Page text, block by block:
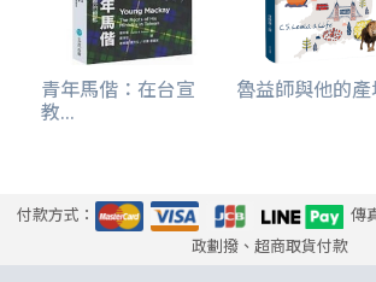
青年馬偕：在台宣
教...
魯益師與他的產
付款方式：
傳
政劃撥、超商取貨付款